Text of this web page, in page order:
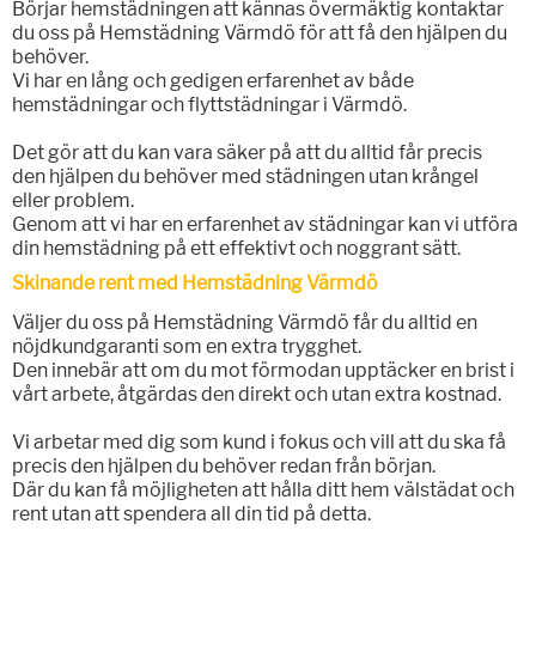
Börjar hemstädningen att kännas övermäktig kontaktar
du oss på Hemstädning Värmdö för att få den hjälpen du
behöver.
Vi har en lång och gedigen erfarenhet av både
hemstädningar och flyttstädningar i Värmdö.
Det gör att du kan vara säker på att du alltid får precis
den hjälpen du behöver med städningen utan krångel
eller problem.
Genom att vi har en erfarenhet av städningar kan vi utföra
din hemstädning på ett effektivt och noggrant sätt.
Skinande rent med Hemstädning Värmdö
Väljer du oss på Hemstädning Värmdö får du alltid en
nöjdkundgaranti som en extra trygghet.
Den innebär att om du mot förmodan upptäcker en brist i
vårt arbete, åtgärdas den direkt och utan extra kostnad.
Vi arbetar med dig som kund i fokus och vill att du ska få
precis den hjälpen du behöver redan från början.
Där du kan få möjligheten att hålla ditt hem välstädat och
rent utan att spendera all din tid på detta.